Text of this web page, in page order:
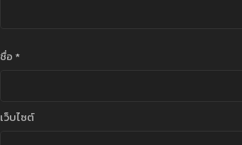
ชื่อ *
เว็บไซต์